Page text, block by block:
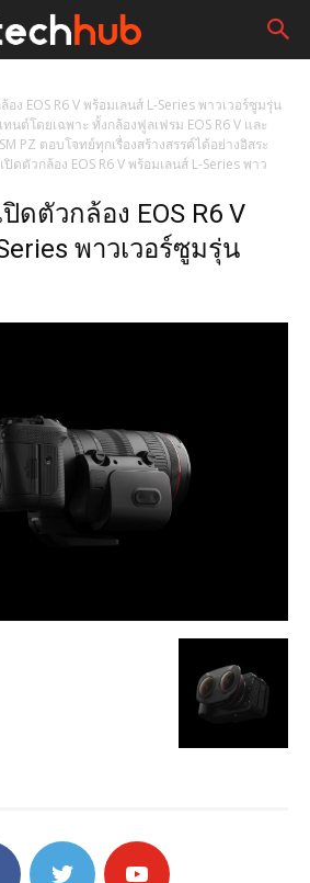
ง EOS R6 V พร้อมเลนส์ L-Series พาวเวอร์ซูมรุ่น
นต์โดยเฉพาะ ทั้งกล้องฟูลเฟรม EOS R6 V และ
PZ ตอบโจทย์ทุกเรื่องสร้างสรรค์ได้อย่างอิสระ
ดตัวกล้อง EOS R6 V พร้อมเลนส์ L-Series พาว
ดตัวกล้อง EOS R6 V
พาวเวอร์ซูมรุ่น